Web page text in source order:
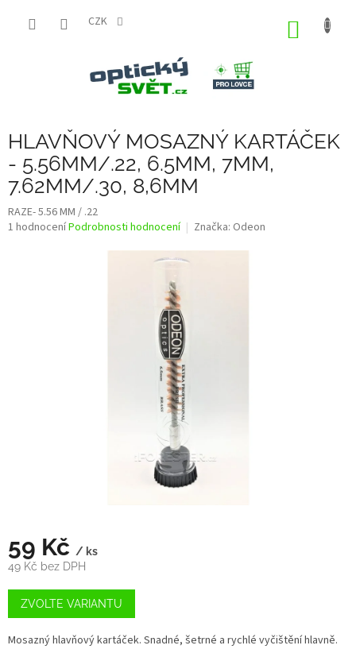
CZK
HLAVŇOVÝ MOSAZNÝ KARTÁČEK
- 5.56MM/.22, 6.5MM, 7MM,
7.62MM/.30, 8,6MM
RAZE- 5.56 MM / .22
Průměrné
1 hodnoceníPodrobnosti hodnocení Značka: Odeon
59 Kč / ks
49 Kč bez DPH
Měrná
cena:
ZVOLTE VARIANTU
Mosazný hlavňový kartáček. Snadné, šetrné a rychlé vyčištění hlavně.